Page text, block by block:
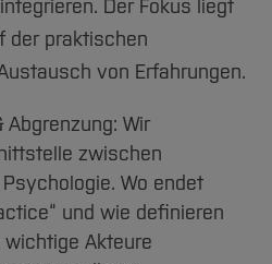
Hochschule
Der Fokus liegt
der praktischen
von Erfahrungen.
Wir
zwischen
Wo endet
und wie definieren
Akteure